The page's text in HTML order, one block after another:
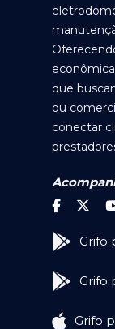
que
ou
conectar
Grifo
Grifo
Grifo